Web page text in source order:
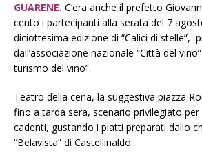
GUARENE. C’era anche il prefetto
cento i partecipanti alla serata del 7
diciottesima edizione di “Calici di stelle”,
dall’associazione nazionale “Città del
turismo del vino”.
Teatro della cena, la suggestiva piazza
fino a tarda sera, scenario privilegiato
cadenti, gustando i piatti preparati dallo
“Belavista” di Castellinaldo.